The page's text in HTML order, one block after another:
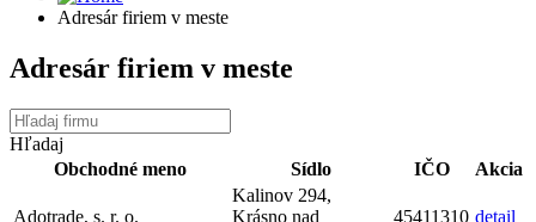
Adresár firiem v meste
Adresár firiem v meste
Hľadaj
Obchodné meno
Sídlo IČO Akcia
Adotrade, s. r. o.
Kalinov 294,
Krásno nad
45411310 detail